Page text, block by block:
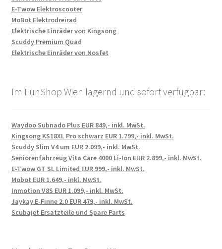
E-Twow Elektroscooter
MoBot Elektrodreirad
Elektrische Einräder von Kingsong
Scuddy Premium Quad
Elektrische Einräder von Nosfet
Im FunShop Wien lagernd und sofort verfügbar:
Waydoo Subnado Plus EUR 849,- inkl. MwSt.
Kingsong KS18XL Pro schwarz EUR 1.799,- inkl. MwSt.
Scuddy Slim V4 um EUR 2.099,- inkl. MwSt.
Seniorenfahrzeug Vita Care 4000 Li-Ion EUR 2.899,- inkl. MwSt.
E-Twow GT SL Limited EUR 999,- inkl. MwSt.
Mobot EUR 1.649,- inkl. MwSt.
Inmotion V8S EUR 1.099,- inkl. MwSt.
Jaykay E-Finne 2.0 EUR 479,- inkl. MwSt.
Scubajet Ersatzteile und Spare Parts